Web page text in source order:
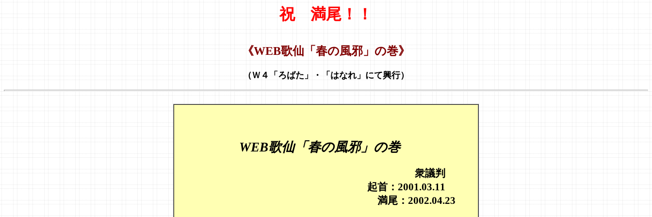
祝 満尾！！
《WEB歌仙「春の風邪」の巻》
（Ｗ４「ろばた」・「はなれ」にて興行）
WEB歌仙「春の風邪」の巻
衆議判
起首：2001.03.11
満尾：2002.04.23